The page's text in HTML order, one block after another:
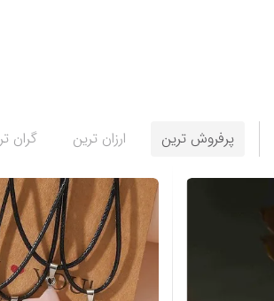
نمایش همه پرفروش ترین ارزان ترین گران